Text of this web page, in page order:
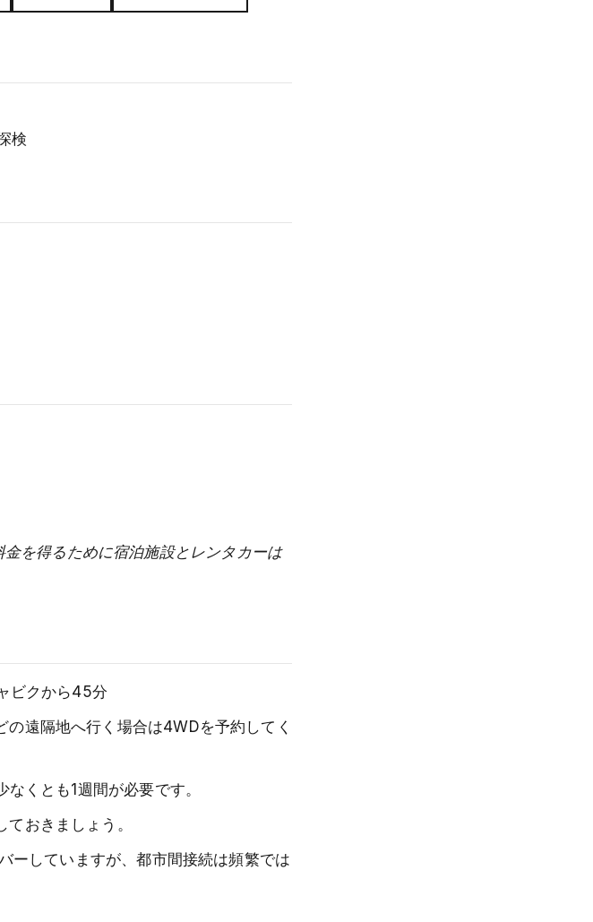
検
を得るために宿泊施設とレンタカーは
ビクから45分
遠隔地へ行く場合は4WDを予約してく
くとも1週間が必要です。
おきましょう。
ーしていますが、都市間接続は頻繁では